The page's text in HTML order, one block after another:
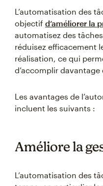
L’automatisation des
objectif d’améliorer la
automatisez des
réduisez efficacement
réalisation, ce qui
d’accomplir
Les avantages de
incluent les suivants :
Améliore la
L’automatisation des